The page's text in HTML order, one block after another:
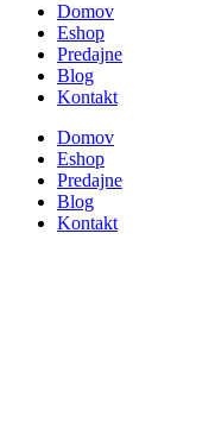
Domov
Eshop
Predajne
Blog
Kontakt
Domov
Eshop
Predajne
Blog
Kontakt